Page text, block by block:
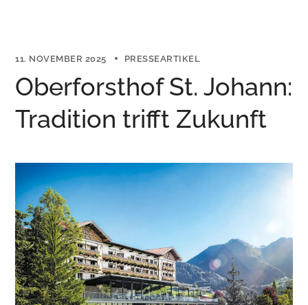
11. NOVEMBER 2025 PRESSEARTIKEL
Oberforsthof St. Johann:
Tradition trifft Zukunft